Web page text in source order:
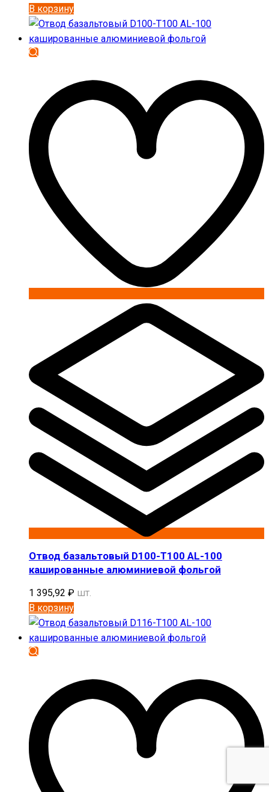
В корзину
Отвод базальтовый D100-T100 AL-100
кашированные алюминиевой фольгой
1 395,92 ₽ шт.
В корзину